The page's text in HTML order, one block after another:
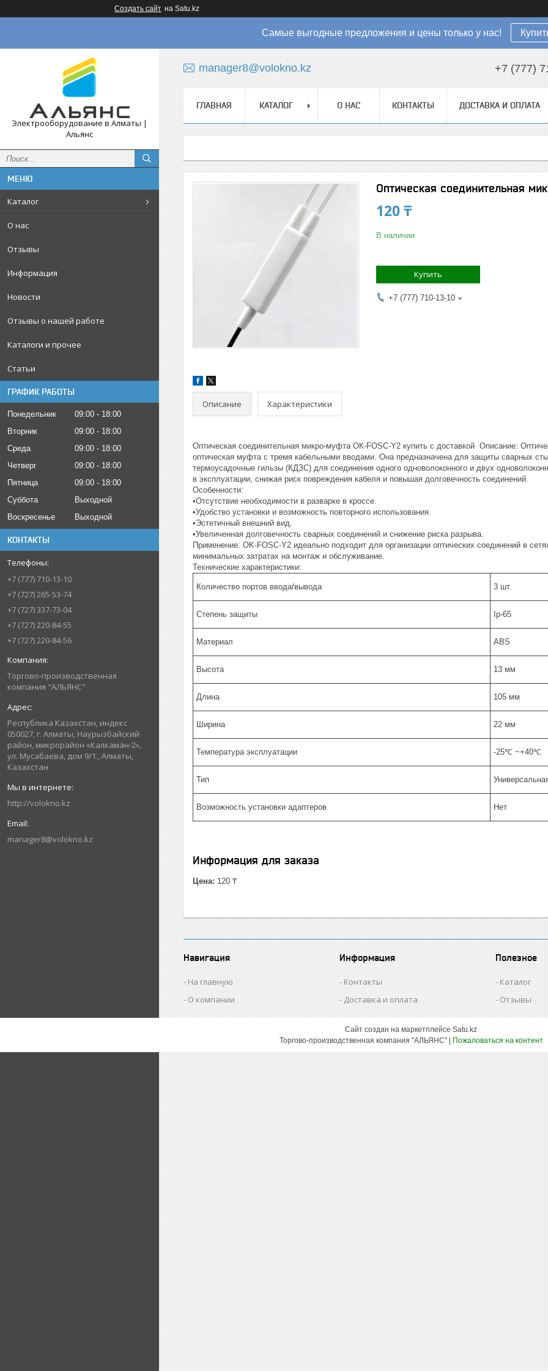
Создать сайт на Satu.kz
Самые выгодные предложения и цены только у нас!
Электрооборудование в Алматы |
Альянс
Каталог
О нас
Отзывы
Информация
Новости
Отзывы о нашей работе
Каталоги и прочее
Статьи
ГРАФИК РАБОТЫ
Понедельник 09:00
18:00
Вторник
09:00
18:00
Среда
09:00
18:00
Четверг
09:00
18:00
Пятница
09:00
18:00
Суббота
Выходной
Воскресенье
Выходной
КОНТАКТЫ
+7 (777) 710-13-10
+7 (727) 265-53-74
+7 (727) 337-73-04
+7 (727) 220-84-55
+7 (727) 220-84-56
Торгово-производственная
компания "АЛЬЯНС"
Республика Казахстан, индекс
050027, г. Алматы, Наурызбайский
район, микрорайон «Калкаман-2»,
ул. Мусабаева, дом 9/1., Алматы,
Казахстан
http://volokno.kz
manager8@volokno.kz
manager8@volokno.kz +7 (777)
ГЛАВНАЯ КАТАЛОГ О НАС КОНТАКТЫ ДОСТАВКА И ОПЛАТА
Оптическая соединительная
120 ₸
В наличии
Купить
+7 (777) 710-13-10
Описание Характеристики
Оптическая соединительная микро-муфта ОК-FOSC-Y2 купить с доставкой Описание:
оптическая муфта с тремя кабельными вводами. Она предназначена для защиты сварных
термоусадочные гильзы (КДЗС) для соединения одного одноволоконного и двух
в эксплуатации, снижая риск повреждения кабеля и повышая долговечность соединений.
Особенности:
•Отсутствие необходимости в разварке в кроссе.
•Удобство установки и возможность повторного использования.
•Эстетичный внешний вид.
•Увеличенная долговечность сварных соединений и снижение риска разрыва.
Применение: OK-FOSC-Y2 идеально подходит для организации оптических соединений в
минимальных затратах на монтаж и обслуживание.
Технические характеристики:
Количество портов ввода/вывода 3 шт.
Степень защиты Ip-65
Материал ABS
Высота 13 мм
Длина 105 мм
Ширина 22 мм
Температура эксплуатации -25℃ ~+40℃
Тип
Возможность установки адаптеров Нет
Информация для заказа
Цена: 120 ₸
Навигация
На главную
О компании
Информация
Контакты
Доставка и оплата
Полезное
Каталог
Отзывы
Сайт создан на маркетплейсе Satu.kz
Пожаловаться на контент